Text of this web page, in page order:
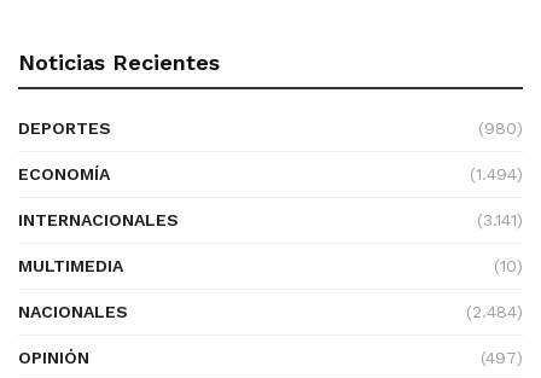
Noticias Recientes
DEPORTES (980)
ECONOMÍA (1.494)
INTERNACIONALES (3.141)
MULTIMEDIA (10)
NACIONALES (2.484)
OPINIÓN (497)